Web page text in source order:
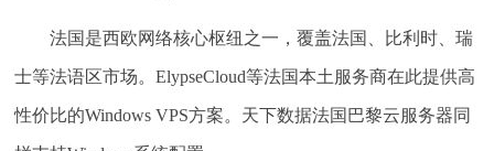
法国是西欧网络核心枢纽之一，覆盖法国、比利时、瑞
士等法语区市场。ElypseCloud等法国本土服务商在此提供高
性价比的Windows VPS方案。天下数据法国巴黎云服务器同